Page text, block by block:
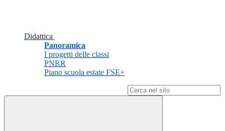
Didattica
Panoramica
I progetti delle classi
PNRR
Piano scuola estate FSE+